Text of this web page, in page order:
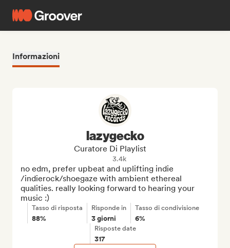
Informazioni
lazygecko
Curatore Di Playlist
3.4k
no edm, prefer upbeat and uplifting indie
/indierock/shoegaze with ambient ethereal
qualities. really looking forward to hearing your
music :)
Tasso di risposta
88%
Risponde in
3 giorni
Tasso di condivisione
6%
Risposte date
317